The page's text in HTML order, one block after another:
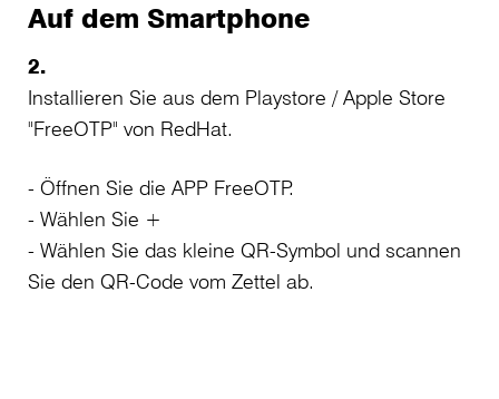
Auf dem Smartphone
2.
Installieren Sie aus dem Playstore / Apple Store
"FreeOTP" von RedHat.
- Öffnen Sie die APP FreeOTP.
- Wählen Sie +
- Wählen Sie das kleine QR-Symbol und scannen
Sie den QR-Code vom Zettel ab.